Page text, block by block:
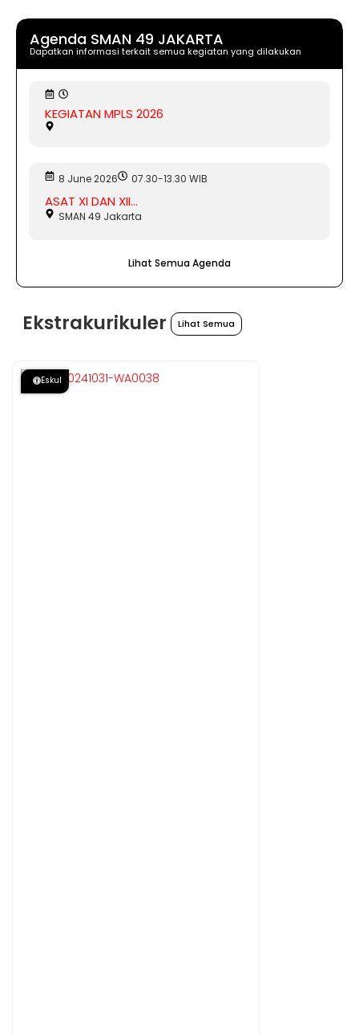
Agenda SMAN 49 JAKARTA
Dapatkan informasi terkait semua kegiatan yang dilakukan
KEGIATAN MPLS 2026
8 June 2026 07.30-13.30 WIB
ASAT XI DAN XII...
SMAN 49 Jakarta
Lihat Semua Agenda
Ekstrakurikuler Lihat Semua
Eskul